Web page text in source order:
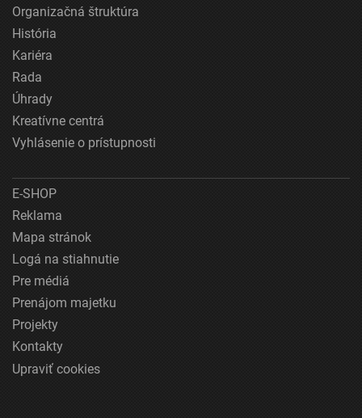
Organizačná štruktúra
História
Kariéra
Rada
Úhrady
Kreatívne centrá
Vyhlásenie o prístupnosti
E-SHOP
Reklama
Mapa stránok
Logá na stiahnutie
Pre médiá
Prenájom majetku
Projekty
Kontakty
Upraviť cookies